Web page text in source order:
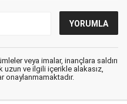
veya imalar, inançlara saldırı
uzun ve ilgili içerikle alakasız,
onaylanmamaktadır.